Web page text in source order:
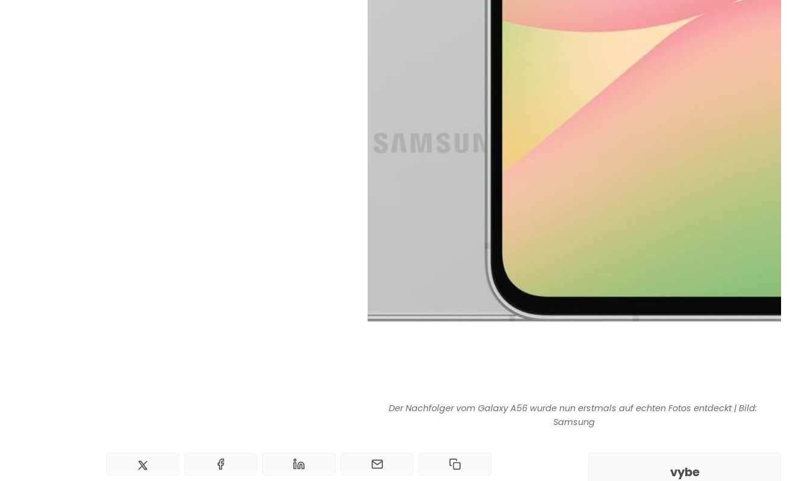
Der Nachfolger vom Galaxy A56 wurde nun erstmals auf echten Fotos entdeckt | Bild:
Samsung
vybe